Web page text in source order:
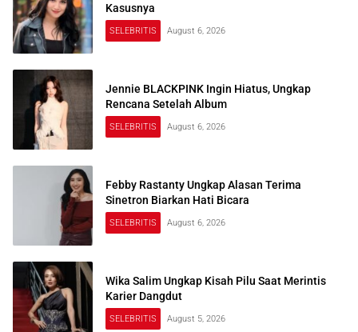
Kasusnya
SELEBRITIS August 6, 2026
Jennie BLACKPINK Ingin Hiatus, Ungkap
Rencana Setelah Album
SELEBRITIS August 6, 2026
Febby Rastanty Ungkap Alasan Terima
Sinetron Biarkan Hati Bicara
SELEBRITIS August 6, 2026
Wika Salim Ungkap Kisah Pilu Saat Merintis
Karier Dangdut
SELEBRITIS August 5, 2026